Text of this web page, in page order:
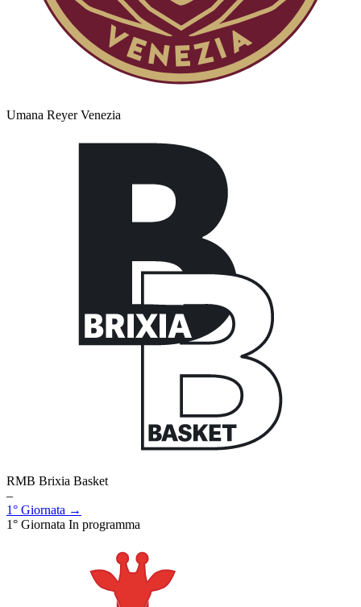
Umana Reyer Venezia
RMB Brixia Basket
–
1° Giornata →
1° Giornata In programma